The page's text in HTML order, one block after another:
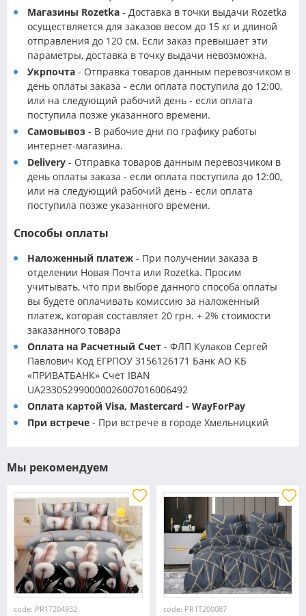
Магазины Rozetka - Доставка в точки выдачи Rozetka
осуществляется для заказов весом до 15 кг и длиной
отправления до 120 см. Если заказ превышает эти
параметры, доставка в точку выдачи невозможна.
Укрпочта - Отправка товаров данным перевозчиком в
день оплаты заказа - если оплата поступила до 12:00,
или на следующий рабочий день - если оплата
поступила позже указанного времени.
Самовывоз - В рабочие дни по графику работы
интернет-магазина.
Delivery - Отправка товаров данным перевозчиком в
день оплаты заказа - если оплата поступила до 12:00,
или на следующий рабочий день - если оплата
поступила позже указанного времени.
Способы оплаты
Наложенный платеж - При получении заказа в
отделении Новая Почта или Rozetka. Просим
учитывать, что при выборе данного способа оплаты
вы будете оплачивать комиссию за наложенный
платеж, которая составляет 20 грн. + 2% стоимости
заказанного товара
Оплата на Расчетный Счет - ФЛП Кулаков Сергей
Павлович Код ЕГРПОУ 3156126171 Банк АО КБ
«ПРИВАТБАНК» Счет IBAN
UA233052990000026007016006492
Оплата картой Visa, Mastercard - WayForPay
При встрече - При встрече в городе Хмельницкий
Мы рекомендуем
code: PR1T204932 code: PR1T200087